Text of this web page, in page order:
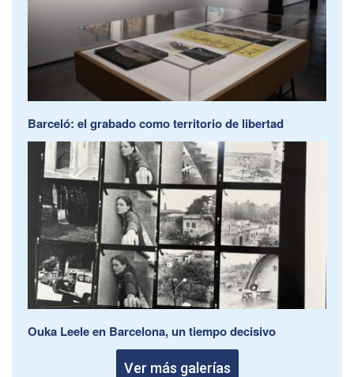
Barceló: el grabado como territorio de libertad
Ouka Leele en Barcelona, un tiempo decisivo
Ver más galerías